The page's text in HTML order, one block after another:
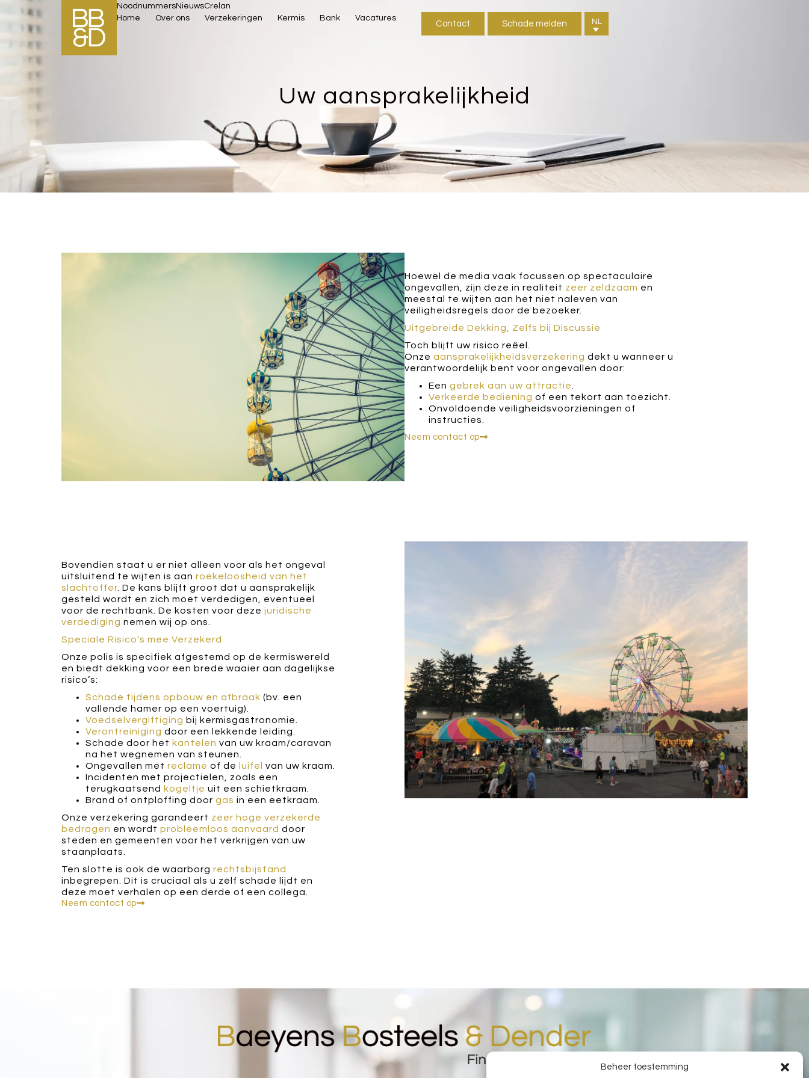
Beheer toestemming
NoodnummersNieuwsCrelan
Home
Over ons Verzekeringen Kermis Bank Vacatures
Contact Schade melden NL
Uw aansprakelijkheid
Hoewel de media vaak focussen op spectaculaire
ongevallen, zijn deze in realiteit zeer zeldzaam en
meestal te wijten aan het niet naleven van
veiligheidsregels door de bezoeker.
Uitgebreide Dekking, Zelfs bij Discussie
Toch blijft uw risico reëel.
Onze aansprakelijkheidsverzekering dekt u wanneer u
verantwoordelijk bent voor ongevallen door:
Een gebrek aan uw attractie
Verkeerde bediening of een tekort aan toezicht.
Onvoldoende veiligheidsvoorzieningen of
instructies.
Neem contact op
Bovendien staat u er niet alleen voor als het ongeval
uitsluitend te wijten is aan roekeloosheid van het
slachtoffer . De kans blijft groot dat u aansprakelijk
gesteld wordt en zich moet verdedigen, eventueel
voor de rechtbank. De kosten voor deze juridische
verdediging nemen wij op ons.
Speciale Risico’s mee Verzekerd
Onze polis is specifiek afgestemd op de kermiswereld
en biedt dekking voor een brede waaier aan dagelijkse
risico’s:
Schade tijdens opbouw en afbraak (bv. een
vallende hamer op een voertuig).
Voedselvergiftiging bij kermisgastronomie.
Verontreiniging door een lekkende leiding.
Schade door het kantelen van uw kraam/caravan
na het wegnemen van steunen.
Ongevallen met reclame of de luifel
van uw kraam.
Incidenten met projectielen, zoals een
terugkaatsend kogeltje uit een schietkraam.
Brand of ontploffing door gas in een eetkraam.
Onze verzekering garandeert zeer hoge verzekerde
bedragen en wordt probleemloos aanvaard door
steden en gemeenten voor het verkrijgen van uw
staanplaats.
Ten slotte is ook de waarborg rechtsbijstand
inbegrepen. Dit is cruciaal als u zélf schade lijdt en
deze moet verhalen op een derde of een collega.
Neem contact op